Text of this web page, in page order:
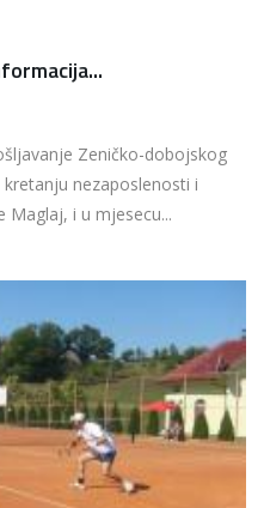
Zeničko-dobojskog
nezaposlenosti i
Maglaj, i u mjesecu...